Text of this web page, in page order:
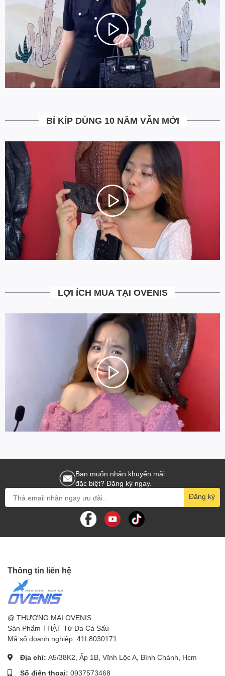
ĐỐI khi đặt hàng tại website www.Ovenis.vn!
4. Được kiểm tra hàng không?
Bạn được quyền kiểm tra sản phẩm khi thanh toán để tránh nhận
hàng không ưng ý. Ngoài ra Ovenis còn có chính sách đổi trả
trong vòng 7 ngày kể từ ngày nhận hàng(Xem chi tiết).
5. Miễn Phí Giao Hàng không?
Toàn bộ các đơn hàng từ 500k đều được Ovenis hỗ trợ giao hàng
Chúng tôi chọn cách tối ưu chi phí như không phân phối qua
trung gian, không cửa hàng để giảm chi phí vận hành (hàng sản
xuất từ xưởng đóng gói và vận chuyển trực tiếp tới tay người sử
dụng). Tập trung vào cải thiện chất lượng sản phẩm và nâng cao
dịch vụ chăm sóc khách hàng.
BÍ KÍP DÙNG 10 NĂM VẪN MỚI
LỢI ÍCH MUA TẠI OVENIS
Bạn muốn nhận khuyến mãi
đặc biệt? Đăng ký ngay.
Đăng ký
Thông tin liên hệ
@ THƯƠNG MẠI OVENIS
Sản Phẩm THẬT Từ Da Cá Sấu
Mã số doanh nghiệp: 41L8030171
Địa chỉ: A5/38K2, Ấp 1B, Vĩnh Lộc A, Bình Chánh, Hcm
Số điện thoại: 0937573468